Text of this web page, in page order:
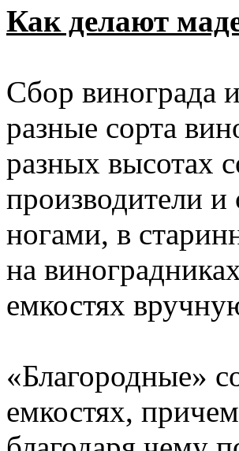
Как делают
Сбор винограда
разные сорта
разных высотах
производители и
ногами, в
на
емкостях
«Благородные»
емкостях,